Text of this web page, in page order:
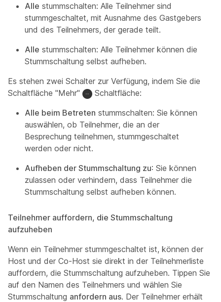
Alle stummschalten: Alle Teilnehmer sind
stummgeschaltet, mit Ausnahme des Gastgebers
und des Teilnehmers, der gerade teilt.
Alle stummschalten: Alle Teilnehmer können die
Stummschaltung selbst aufheben.
Es stehen zwei Schalter zur Verfügung, indem Sie die
Schaltfläche "Mehr"
Schaltfläche:
Alle beim Betreten stummschalten: Sie können
auswählen, ob Teilnehmer, die an der
Besprechung teilnehmen, stummgeschaltet
werden oder nicht.
Aufheben der Stummschaltung zu: Sie können
zulassen oder verhindern, dass Teilnehmer die
Stummschaltung selbst aufheben können.
Teilnehmer auffordern, die Stummschaltung
aufzuheben
Wenn ein Teilnehmer stummgeschaltet ist, können der
Host und der Co-Host sie direkt in der Teilnehmerliste
auffordern, die Stummschaltung aufzuheben. Tippen Sie
auf den Namen des Teilnehmers und wählen Sie
Stummschaltung anfordern aus. Der Teilnehmer erhält